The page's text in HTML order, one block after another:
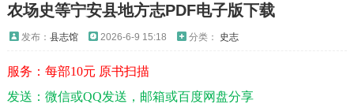
古籍
考古
农场史等宁安县地方志PDF电子版下载
发布： 县志馆 2026-6-9 15:18 分类： 史志
服务：每部10元 原书扫描
发送：微信或QQ发送，邮箱或百度网盘分享